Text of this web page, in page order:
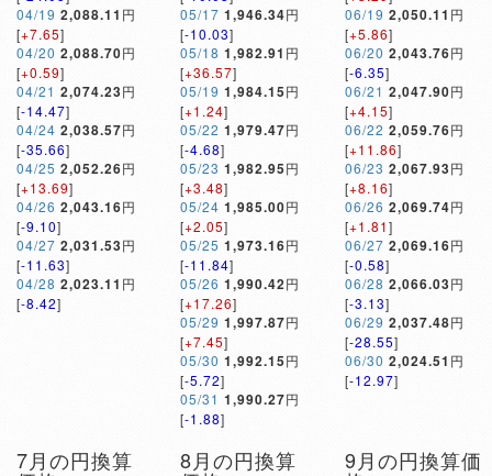
04/19 2,088.11 円
[+7.65]
04/20 2,088.70円
[+0.59]
04/21 2,074.23円
[-14.47]
04/24 2,038.57円
[-35.66]
04/25 2,052.26円
[+13.69]
04/26 2,043.16円
[-9.10]
04/27 2,031.53円
[-11.63]
04/28 2,023.11 円
[-8.42]
05/17 1,946.34円
[-10.03]
05/18 1,982.91 円
[+36.57]
05/19 1,984.15円
[+1.24]
05/22 1,979.47円
[-4.68]
05/23 1,982.95円
[+3.48]
05/24 1,985.00円
[+2.05]
05/25 1,973.16円
[-11.84]
05/26 1,990.42円
[+17.26]
05/29 1,997.87円
[+7.45]
05/30 1,992.15円
[-5.72]
05/31 1,990.27円
[-1.88]
06/19 2,050.11 円
[+5.86]
06/20 2,043.76円
[-6.35]
06/21 2,047.90円
[+4.15]
06/22 2,059.76円
[+11.86]
06/23 2,067.93円
[+8.16]
06/26 2,069.74円
[+1.81]
06/27 2,069.16円
[-0.58]
06/28 2,066.03円
[-3.13]
06/29 2,037.48円
[-28.55]
06/30 2,024.51 円
[-12.97]
7月の円換算 8月の円換算 9月の円換算価